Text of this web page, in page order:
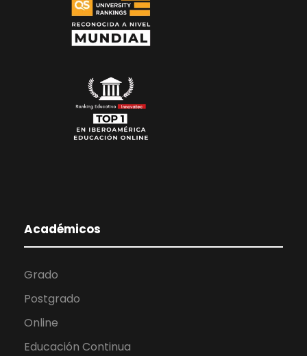
Académicos
Grado
Postgrado
Online
Educación Continua